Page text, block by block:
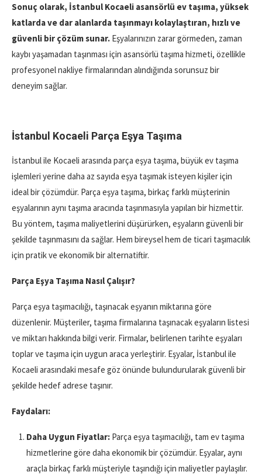
Sonuç olarak, İstanbul Kocaeli asansörlü ev taşıma, yüksek
katlarda ve dar alanlarda taşınmayı kolaylaştıran, hızlı ve
güvenli bir çözüm sunar. Eşyalarınızın zarar görmeden, zaman
kaybı yaşamadan taşınması için asansörlü taşıma hizmeti, özellikle
profesyonel nakliye firmalarından alındığında sorunsuz bir
deneyim sağlar.
İstanbul Kocaeli Parça Eşya Taşıma
İstanbul ile Kocaeli arasında parça eşya taşıma, büyük ev taşıma
işlemleri yerine daha az sayıda eşya taşımak isteyen kişiler için
ideal bir çözümdür. Parça eşya taşıma, birkaç farklı müşterinin
eşyalarının aynı taşıma aracında taşınmasıyla yapılan bir hizmettir.
Bu yöntem, taşıma maliyetlerini düşürürken, eşyaların güvenli bir
şekilde taşınmasını da sağlar. Hem bireysel hem de ticari taşımacılık
için pratik ve ekonomik bir alternatiftir.
Parça Eşya Taşıma Nasıl Çalışır?
Parça eşya taşımacılığı, taşınacak eşyanın miktarına göre
düzenlenir. Müşteriler, taşıma firmalarına taşınacak eşyaların listesi
ve miktarı hakkında bilgi verir. Firmalar, belirlenen tarihte eşyaları
toplar ve taşıma için uygun araca yerleştirir. Eşyalar, İstanbul ile
Kocaeli arasındaki mesafe göz önünde bulundurularak güvenli bir
şekilde hedef adrese taşınır.
Faydaları:
Daha Uygun Fiyatlar: Parça eşya taşımacılığı, tam ev taşıma
hizmetlerine göre daha ekonomik bir çözümdür. Eşyalar, aynı
araçla birkaç farklı müşteriyle taşındığı için maliyetler paylaşılır.